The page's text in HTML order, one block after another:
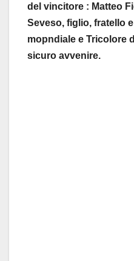
del vincitore : Matteo
Seveso, figlio, fratello
mopndiale e Tricolore
sicuro avvenire.